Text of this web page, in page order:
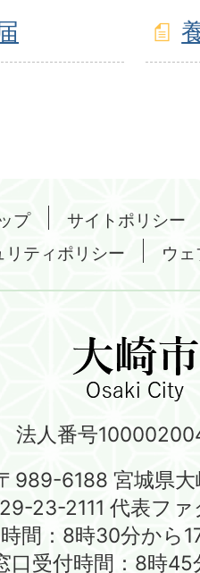
プ
サイトポリシー
リティポリシー
ウ
法人番号
989-6188 宮城県大
23-2111 代表フ
間：8時30分から
口受付時間：8時